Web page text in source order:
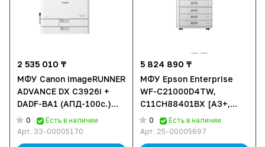
2 535 010 ₸
МФУ Canon imageRUNNER
ADVANCE DX C3926i +
DADF-BA1 (АПД-100с.)
(5963C005/bundle) [A3,
лазерный, цветной, 1200
0
Есть в наличии
Арт. 33-00005170
5 824 890 ₸
МФУ Epson Enterprise
WF-C21000D4TW,
C11CH88401BX [A3+,
лазерное, цветное,
2400x600 DPI, Wi-Fi,
0
Есть в наличии
Арт. 25-00005697